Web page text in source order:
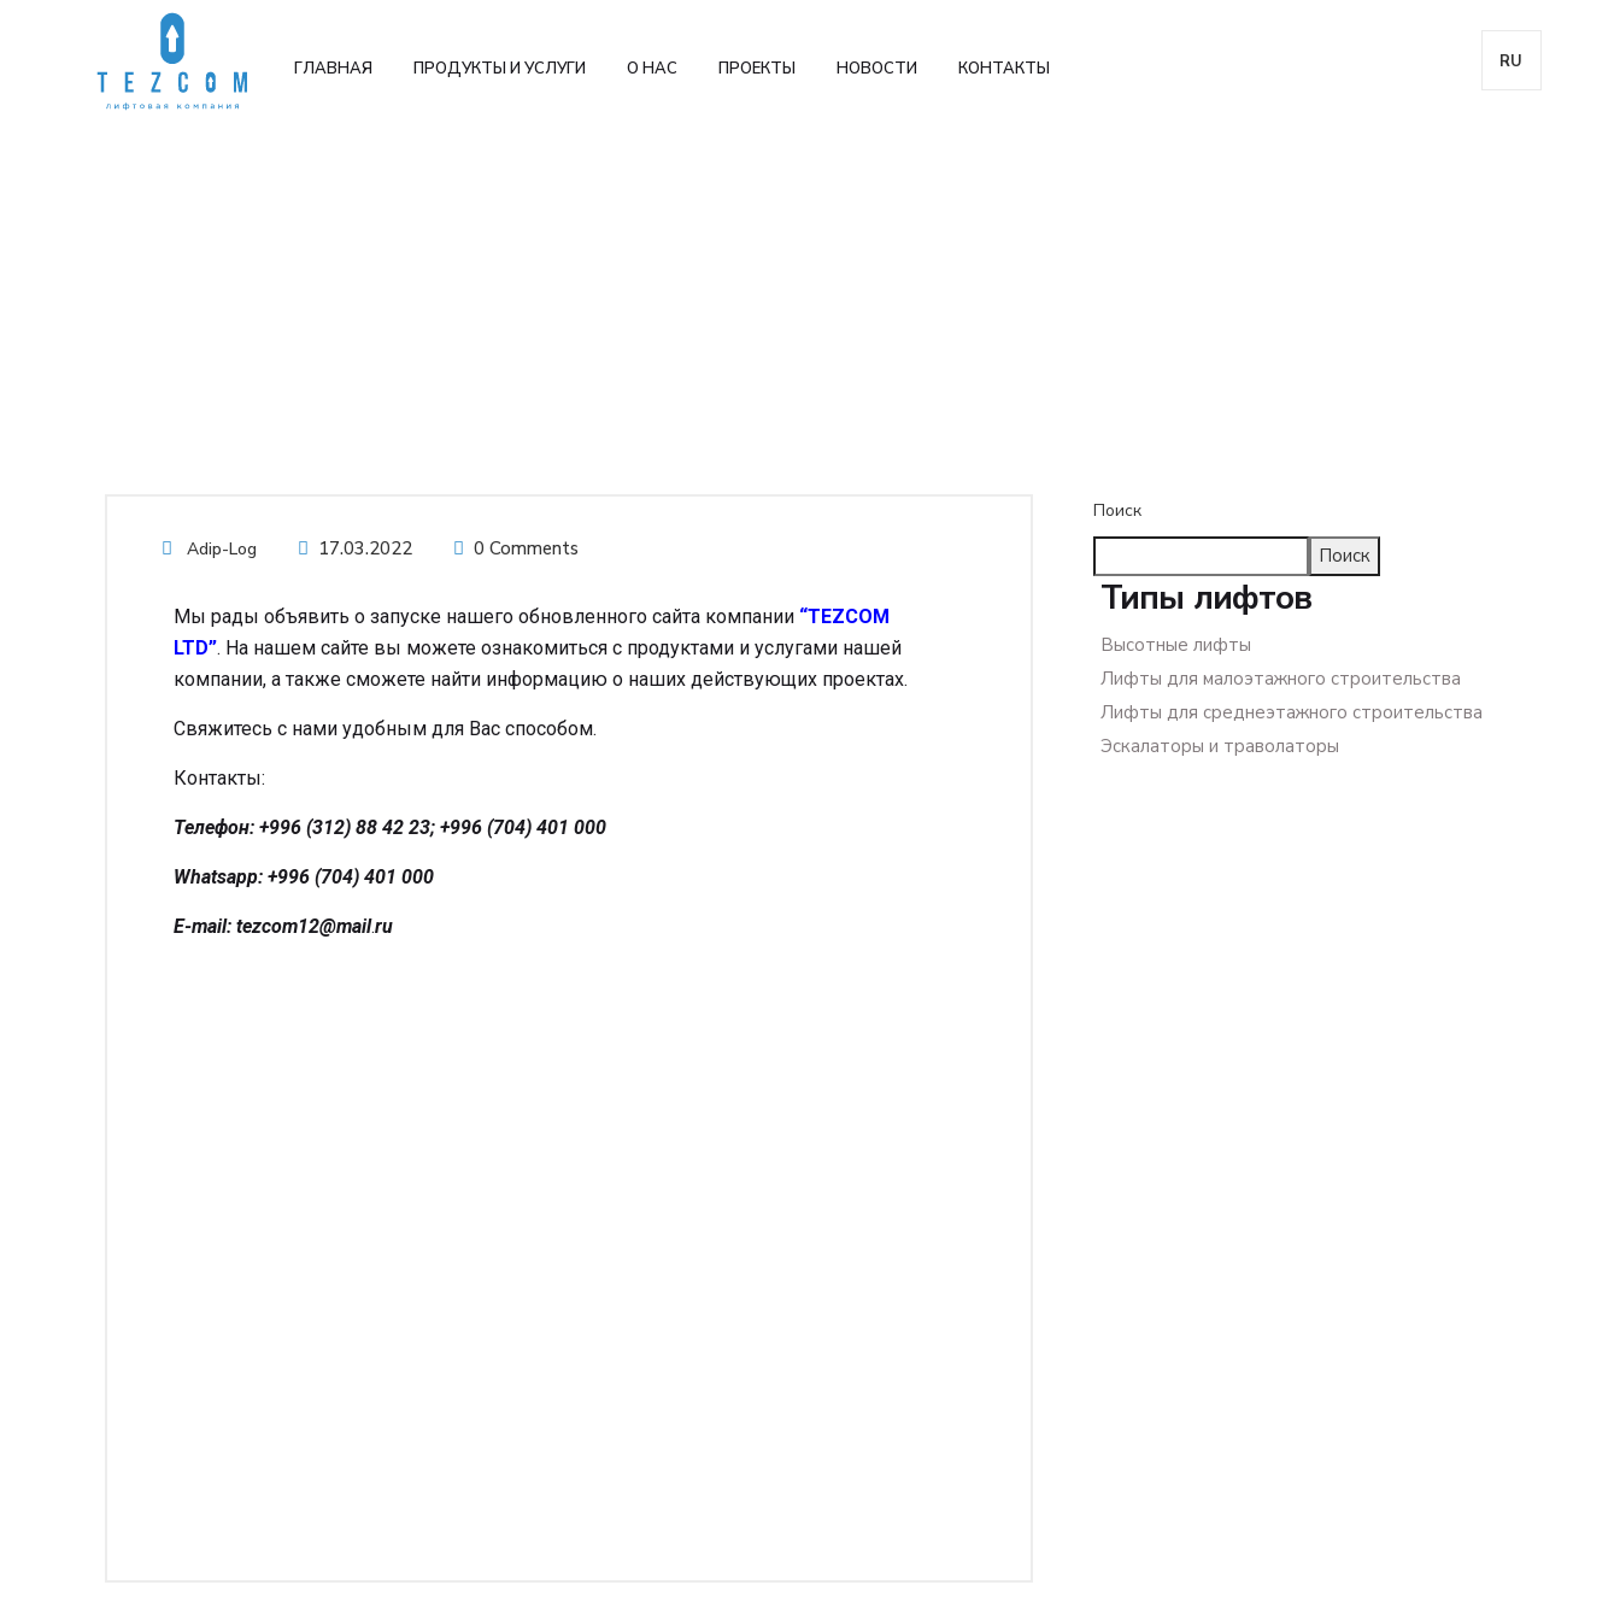
ГЛАВНАЯ ПРОДУКТЫ И УСЛУГИ О НАС ПРОЕКТЫ НОВОСТИ КОНТАКТЫ RU
Adip-Log 17.03.2022 0 Comments
Мы рады объявить о запуске нашего обновленного сайта компании “TEZCOM
LTD”. На нашем сайте вы можете ознакомиться с продуктами и услугами нашей
компании, а также сможете найти информацию о наших действующих проектах.
Свяжитесь с нами удобным для Вас способом.
Контакты:
Телефон: +996 (312) 88 42 23; +996 (704) 401 000
Whatsapp: +996 (704) 401 000
E-mail: tezcom12@mail.ru
Поиск
Поиск
Типы лифтов
Высотные лифты
Лифты для малоэтажного строительства
Лифты для среднеэтажного строительства
Эскалаторы и траволаторы